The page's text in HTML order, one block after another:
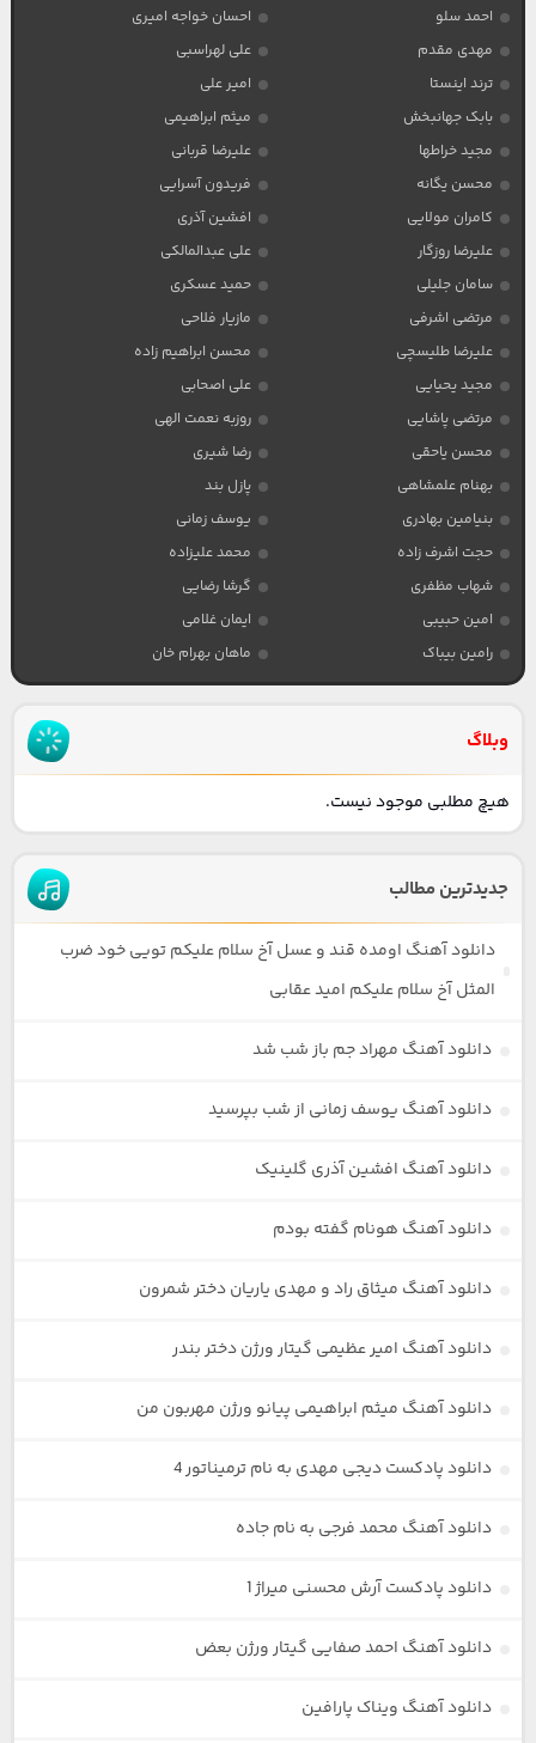
احمد سلو
احسان خواجه امیری
مهدی مقدم
علی لهراسبی
ترند اینستا
امیر علی
بابک جهانبخش
میثم ابراهیمی
مجید خراطها
علیرضا قربانی
محسن یگانه
فریدون آسرایی
کامران مولایی
افشین آذری
علیرضا روزگار
علی عبدالمالکی
سامان جلیلی
حمید عسکری
مرتضی اشرفی
مازیار فلاحی
علیرضا طلیسچی
محسن ابراهیم زاده
مجید یحیایی
علی اصحابی
مرتضی پاشایی
روزبه نعمت الهی
محسن یاحقی
رضا شیری
بهنام علمشاهی
پازل بند
بنیامین بهادری
یوسف زمانی
حجت اشرف زاده
محمد علیزاده
شهاب مظفری
گرشا رضایی
امین حبیبی
ایمان غلامی
رامین بیباک
ماهان بهرام خان
وبلاگ
هیچ مطلبی موجود نیست.
جدیدترین مطالب
دانلود آهنگ اومده قند و عسل آخ سلام علیکم تویی خود ضرب
المثل آخ سلام علیکم امید عقابی
دانلود آهنگ مهراد جم باز شب شد
دانلود آهنگ یوسف زمانی از شب بپرسید
دانلود آهنگ افشین آذری گلینیک
دانلود آهنگ هونام گفته بودم
دانلود آهنگ میثاق راد و مهدی یاریان دختر شمرون
دانلود آهنگ امیر عظیمی گیتار ورژن دختر بندر
دانلود آهنگ میثم ابراهیمی پیانو ورژن مهربون من
دانلود پادکست دیجی مهدی به نام ترمیناتور 4
دانلود آهنگ محمد فرجی به نام جاده
دانلود پادکست آرش محسنی میراژ 1
دانلود آهنگ احمد صفایی گیتار ورژن بعض
دانلود آهنگ ویناک پارافین